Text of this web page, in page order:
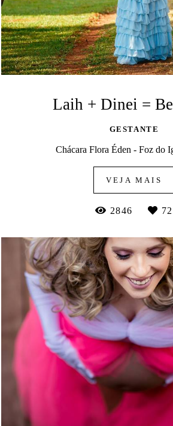
Laih + Dinei =
GESTANTE
Chácara Flora Éden - Foz do
VEJA MAIS
2846 72